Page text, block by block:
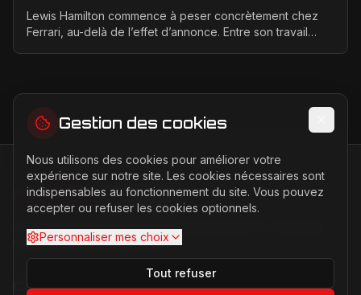
change vraiment pour la Scuderia
Lewis Hamilton commence à peser concrètement chez
Ferrari, au-delà de l’effet d’annonce. Entre son travail
FERRARI PASSION
Votre source d'actualités sur l'univers Ferrari. F1, nouveaux
modèles, histoire légendaire.
Catégories
Gestion des cookies
Nous utilisons des cookies pour améliorer votre
expérience sur notre site. Les cookies nécessaires sont
indispensables au fonctionnement du site. Vous pouvez
accepter ou refuser les cookies optionnels.
Personnaliser mes choix
Tout refuser